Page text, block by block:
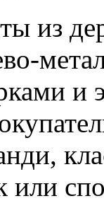
из
и
или